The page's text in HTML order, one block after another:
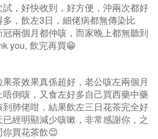
，好快收到，好方便，沖兩次都好
，飲左3日，細佬病都無傳染比
兩個月都仲咳，而家晚上都無聽到
you, 飲完再買😁
茶效果真係超好，老公咳左兩個月
倒咳，又食左好多自己買西藥中藥
肺佬咁，結果飲左三日花茶完全好
經明顯減少咳嗽，非常感謝你，之
買花茶飲😊